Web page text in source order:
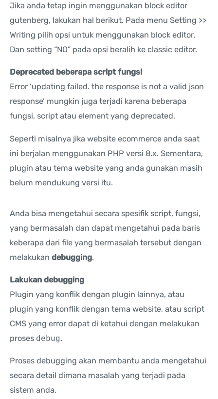
Jika anda tetap ingin menggunakan block editor
gutenberg, lakukan hal berikut. Pada menu Setting >>
Writing pilih opsi untuk menggunakan block editor.
Dan setting “NO” pada opsi beralih ke classic editor.
Deprecated beberapa script fungsi
Error ‘updating failed. the response is not a valid json
response’ mungkin juga terjadi karena beberapa
fungsi, script atau element yang deprecated.
Seperti misalnya jika website ecommerce anda saat
ini berjalan menggunakan PHP versi 8.x. Sementara,
plugin atau tema website yang anda gunakan masih
belum mendukung versi itu.
Anda bisa mengetahui secara spesifik script, fungsi,
yang bermasalah dan dapat mengetahui pada baris
keberapa dari file yang bermasalah tersebut dengan
melakukan debugging.
Lakukan debugging
Plugin yang konflik dengan plugin lainnya, atau
plugin yang konflik dengan tema website, atau script
CMS yang error dapat di ketahui dengan melakukan
proses debug.
Proses debugging akan membantu anda mengetahui
secara detail dimana masalah yang terjadi pada
sistem anda.